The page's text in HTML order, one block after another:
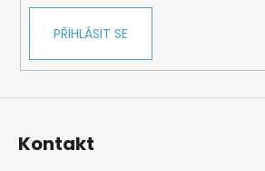
PŘIHLÁSIT SE
Kontakt